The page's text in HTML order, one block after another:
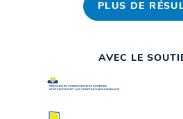
PLUS DE
AVEC LE